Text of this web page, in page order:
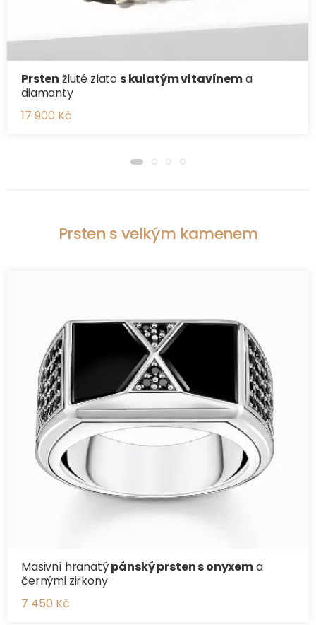
Prsten žluté zlato s kulatým vltavínema
diamanty
17 900 Kč
Prsten s velkým kamenem
Masivní hranatýpánský prsten s onyxema
černými zirkony
7 450 Kč